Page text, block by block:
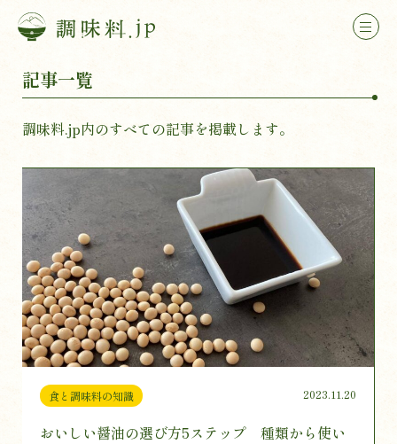
記事一覧
調味料.jp内のすべての記事を掲載します。
食と調味料の知識 2023.11.20
おいしい醤油の選び方5ステップ 種類から使い